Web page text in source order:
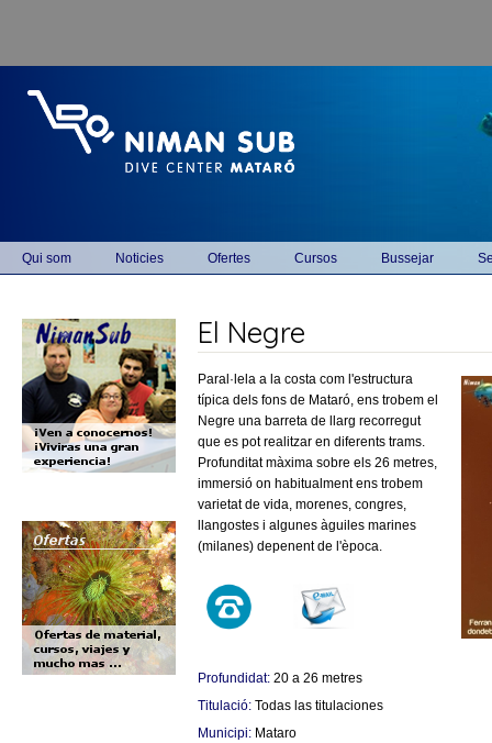
Main menu
Qui som Noticies Ofertes Cursos Bussejar
El Negre
Paral·lela a la costa com l'estructura
típica dels fons de Mataró, ens trobem el
Negre una barreta de llarg recorregut
que es pot realitzar en diferents trams.
Profunditat màxima sobre els 26 metres,
immersió on habitualment ens trobem
varietat de vida, morenes, congres,
llangostes i algunes àguiles marines
(milanes) depenent de l'època.
Profundidat: 20 a 26 metres
Titulació: Todas las titulaciones
Municipi: Mataro